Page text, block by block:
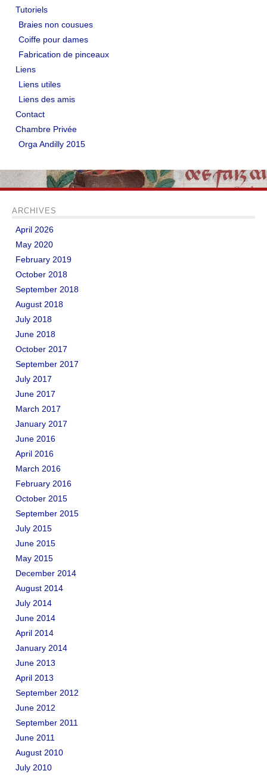
Tutoriels
Braies non cousues
Coiffe pour dames
Fabrication de pinceaux
Liens
Liens utiles
Liens des amis
Contact
Chambre Privée
Orga Andilly 2015
ARCHIVES
April 2026
May 2020
February 2019
October 2018
September 2018
August 2018
July 2018
June 2018
October 2017
September 2017
July 2017
June 2017
March 2017
January 2017
June 2016
April 2016
March 2016
February 2016
October 2015
September 2015
July 2015
June 2015
May 2015
December 2014
August 2014
July 2014
June 2014
April 2014
January 2014
June 2013
April 2013
September 2012
June 2012
September 2011
June 2011
August 2010
July 2010